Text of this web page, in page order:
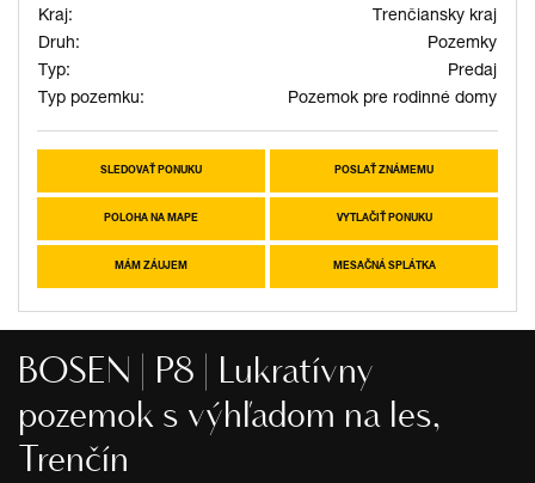
Kraj:
Trenčiansky kraj
Druh:
Pozemky
Typ:
Predaj
Typ pozemku:
Pozemok pre rodinné domy
SLEDOVAŤ PONUKU POSLAŤ ZNÁMEMU
POLOHA NA MAPE VYTLAČIŤ PONUKU
MÁM ZÁUJEM MESAČNÁ SPLÁTKA
BOSEN | P8 | Lukratívny
pozemok s výhľadom na les,
Trenčín